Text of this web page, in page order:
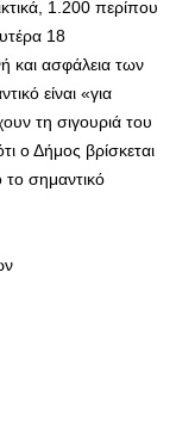
1.200 περίπου
18
και ασφάλεια των
είναι «για
τη σιγουριά του
ο Δήμος βρίσκεται
το σημαντικό